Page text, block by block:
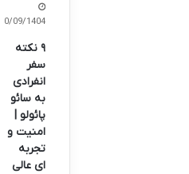
20/09/1404
۹ نکته
سفر
انفرادی
به سائو
پائولو |
امنیت و
تجربه
ای عالی